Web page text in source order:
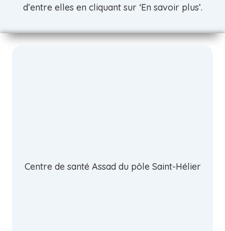
d’entre elles en cliquant sur ‘En savoir plus’.
Centre de santé Assad du pôle Saint-Hélier